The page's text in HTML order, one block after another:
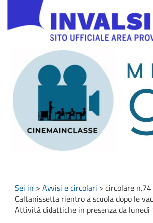
Sei in > Avvisi e circolari > circolare
Caltanissetta rientro a scuola dopo le
Attività didattiche in presenza da lunedì